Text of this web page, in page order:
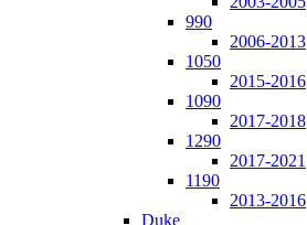
990
2006-2013
1050
2015-2016
1090
2017-2018
1290
2017-2021
1190
2013-2016
Duke